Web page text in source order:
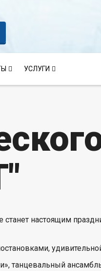
УСЛУГИ
станет настоящим
танцевальный